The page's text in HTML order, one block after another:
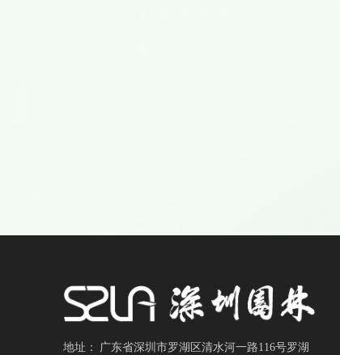
地址： 广东省深圳市罗湖区清水河一路116号罗湖